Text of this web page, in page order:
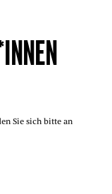
Sie sich bitte an